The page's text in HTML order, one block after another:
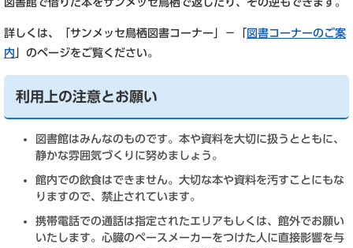
図書館で借りた本をサンメッセ鳥栖で返したり、その逆もできます。
詳しくは、「サンメッセ鳥栖図書コーナー」－「
図書コーナーのご案
内
」のページをご覧ください。
利用上の注意とお願い
図書館はみんなのものです。本や資料を大切に扱うとともに、
静かな雰囲気づくりに努めましょう。
館内での飲食はできません。大切な本や資料を汚すことにもな
りますので、禁止されています。
携帯電話での通話は指定されたエリアもしくは、館外でお願い
いたします。心臓のペースメーカーをつけた人に直接影響を与